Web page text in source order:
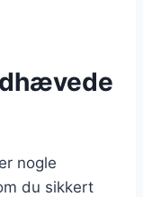
nogle
du sikkert